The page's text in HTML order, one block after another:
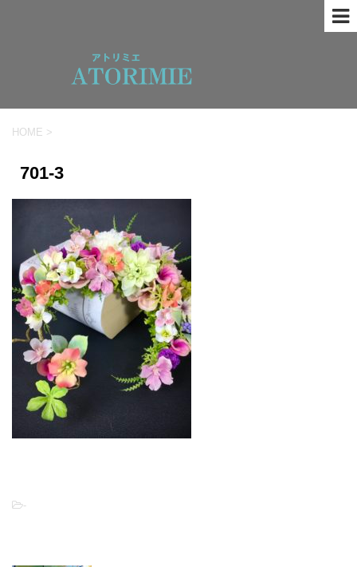
HOME >
701-3
-